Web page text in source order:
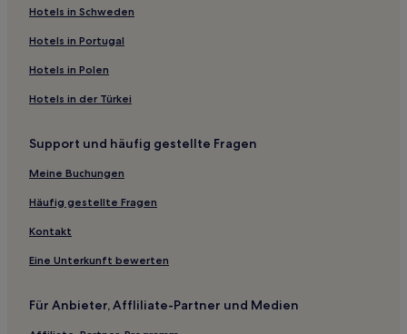
Hotels mit Wellnessbereich in Goiânia
Business in Goiânia
Professor Jamil Hotels
Parque Aruanã: Hotels
Cristianópolis Hotels
Hotels nahe Hot Park
Hotels nahe Plaza Orlando Mestre
Panamá Hotels
Hotels nahe Lagoa Quente de Pirapitinga
Hotels in Schweden
Hotels in Portugal
Hotels in Polen
Hotels in der Türkei
Support und häufig gestellte Fragen
Meine Buchungen
Häufig gestellte Fragen
Kontakt
Eine Unterkunft bewerten
Für Anbieter, Affliliate-Partner und Medien